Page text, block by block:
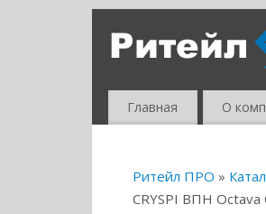
Главная О
Ритейл ПРО »
CRYSPI ВПН